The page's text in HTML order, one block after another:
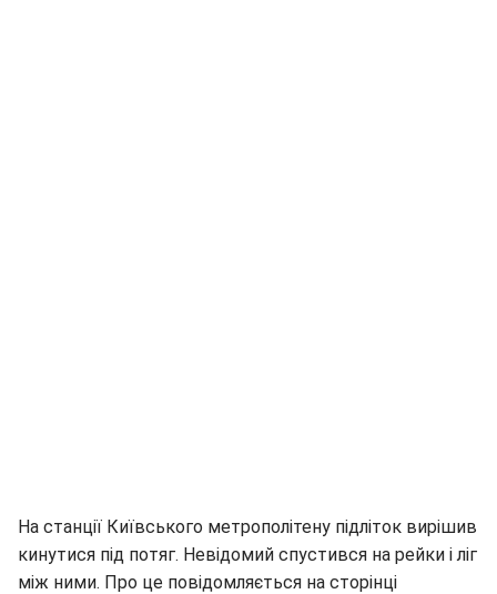
На станції Київського метрополітену підліток вирішив
кинутися під потяг. Невідомий спустився на рейки і ліг
між ними. Про це повідомляється на сторінці